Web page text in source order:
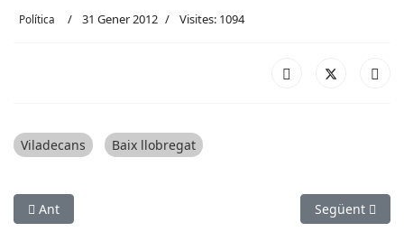
Política 31 Gener 2012 Visites: 1094
Viladecans Baix llobregat
Article anterior: Olesa entra en l’Associació de Municipis per
Ant Article
Següent